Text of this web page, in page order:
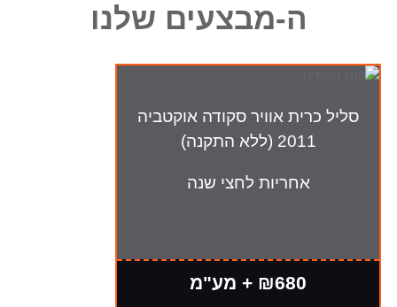
ה-מבצעים שלנו
סליל כרית אוויר סקודה אוקטביה
2011 (ללא התקנה)
אחריות לחצי שנה
₪680 + מע"מ